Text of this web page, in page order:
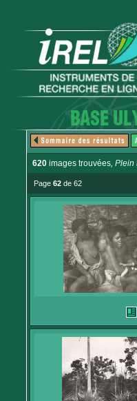
620 images trouvées, Plein
Page 62 de 62